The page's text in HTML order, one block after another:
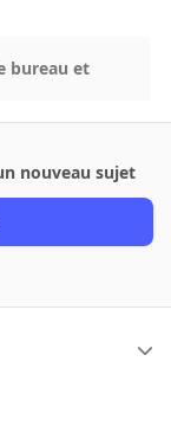
bureau et
nouveau sujet